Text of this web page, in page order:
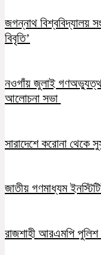
জগন্নাথ বিশ্ববিদ্যালয়
বিবৃতি’
নওগাঁয় জুলাই
আলোচনা সভা
সারাদেশে করোনা থেকে
জাতীয় গণমাধ্যম
রাজশাহী আরএমপি পুলিশ